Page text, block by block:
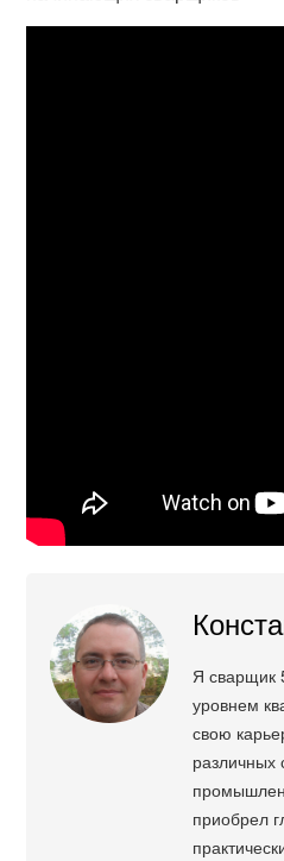
Я сварщик
уровнем
свою
различных
приобрел